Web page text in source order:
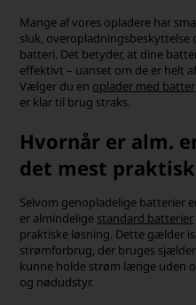
Mange af vores opladere har
sluk,
batteri. Det betyder, at dine
effektivt – uanset om de er helt
Vælger du en oplader med
er klar til brug straks.
Hvornår er alm.
det mest
Selvom genopladelige batterier
er almindelige standard batterier
praktiske løsning. Dette gælder
strømforbrug, der bruges
kunne holde strøm længe uden
og nødudstyr.